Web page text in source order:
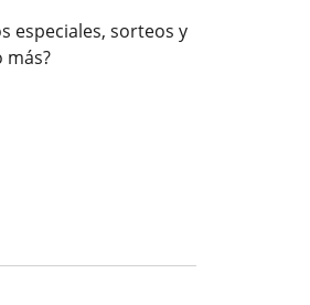
especiales, sorteos y